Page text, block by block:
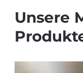
Unsere